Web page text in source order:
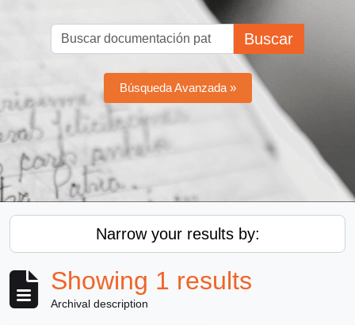
Buscar
Búsqueda Avanzada »
Narrow your results by:
Showing 1 results
Archival description